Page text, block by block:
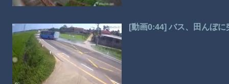
[動画0:44] バス、田んぼに